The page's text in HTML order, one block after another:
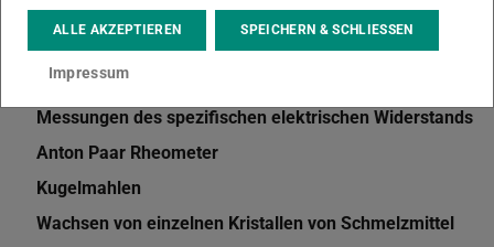
Kryokugelmahlen (Retsch Kryomühle)
Verdichtung und Verformung
DSC
Messungen des spezifischen elektrischen Widerstands
Anton Paar Rheometer
Kugelmahlen
Wachsen von einzelnen Kristallen von Schmelzmittel
ALLE AKZEPTIEREN SPEICHERN & SCHLIESSEN
Impressum